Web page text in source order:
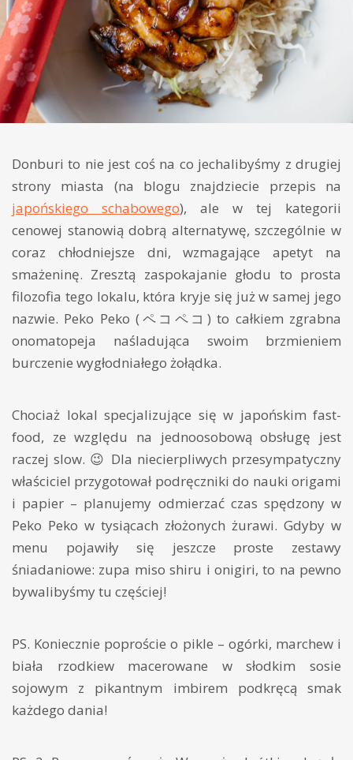
Donburi to nie jest coś na co jechalibyśmy z drugiej
strony miasta (na blogu znajdziecie przepis na
japońskiego schabowego), ale w tej kategorii
cenowej stanowią dobrą alternatywę, szczególnie w
coraz chłodniejsze dni, wzmagające apetyt na
smażeninę. Zresztą zaspokajanie głodu to prosta
filozofia tego lokalu, która kryje się już w samej jego
nazwie. Peko Peko (ペコペコ) to całkiem zgrabna
onomatopeja naśladująca swoim brzmieniem
burczenie wygłodniałego żołądka.
Chociaż lokal specjalizujące się w japońskim fast-
food, ze względu na jednoosobową obsługę jest
raczej slow. 😉 Dla niecierpliwych przesympatyczny
właściciel przygotował podręczniki do nauki origami
i papier – planujemy odmierzać czas spędzony w
Peko Peko w tysiącach złożonych żurawi. Gdyby w
menu pojawiły się jeszcze proste zestawy
śniadaniowe: zupa miso shiru i onigiri, to na pewno
bywalibyśmy tu częściej!
PS. Koniecznie poproście o pikle – ogórki, marchew i
biała rzodkiew macerowane w słodkim sosie
sojowym z pikantnym imbirem podkręcą smak
każdego dania!